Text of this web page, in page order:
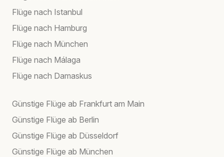
Flüge nach Istanbul
Flüge nach Hamburg
Flüge nach München
Flüge nach Málaga
Flüge nach Damaskus
Günstige Flüge ab Frankfurt am Main
Günstige Flüge ab Berlin
Günstige Flüge ab Düsseldorf
Günstige Flüge ab München